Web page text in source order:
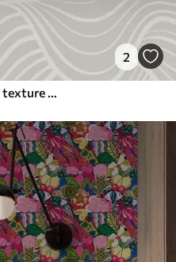
2
Vagues sur fond gris-olive avec texture tissu